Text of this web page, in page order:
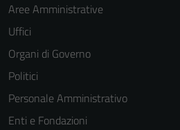
Aree Amministrative
Uffici
Organi di Governo
Politici
Personale Amministrativo
Enti e Fondazioni